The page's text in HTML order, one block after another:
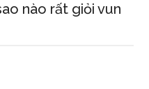
nào rất giỏi vun